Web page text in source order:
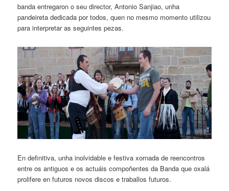
banda entregaron o seu director, Antonio Sanjiao, unha
pandeireta dedicada por todos, quen no mesmo momento utilizou
para interpretar as seguintes pezas.
En definitiva, unha inolvidable e festiva xornada de reencontros
entre os antiguos e os actuáis compoñentes da Banda que oxalá
prolifere en futuros novos discos e traballos futuros.